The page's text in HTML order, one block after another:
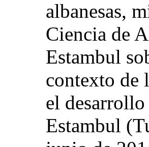
albanesas,
Ciencia de
Estambul
contexto de
el desarrollo
Estambul